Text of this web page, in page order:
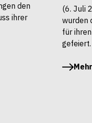
den
ihrer
(6. Juli
wurden
für
gefeiert.